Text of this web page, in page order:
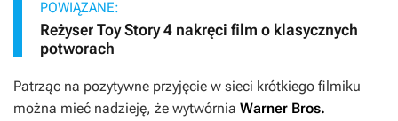
POWIĄZANE:
Reżyser Toy Story 4 nakręci film o klasycznych
potworach
Patrząc na pozytywne przyjęcie w sieci krótkiego filmiku
można mieć nadzieję, że wytwórnia Warner Bros.